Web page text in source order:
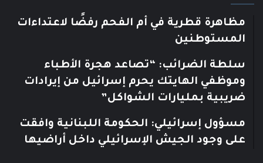
مظاهرة قطرية في أم الفحم رفضًا لاعتداءات
المستوطنين
سلطة الضرائب: “تصاعد هجرة الأطباء
وموظفي الهايتك يحرم إسرائيل من إيرادات
ضريبية بمليارات الشواكل”
مسؤول إسرائيلي: الحكومة اللبنانية وافقت
على وجود الجيش الإسرائيلي داخل أراضيها